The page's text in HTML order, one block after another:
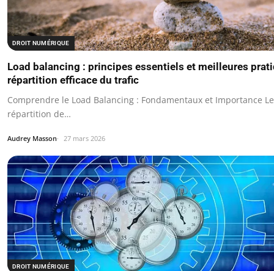
DROIT NUMÉRIQUE
Load balancing : principes essentiels et meilleures
répartition efficace du trafic
Comprendre le Load Balancing : Fondamentaux et Importance
répartition de…
Audrey Masson 27 mars 2026
DROIT NUMÉRIQUE